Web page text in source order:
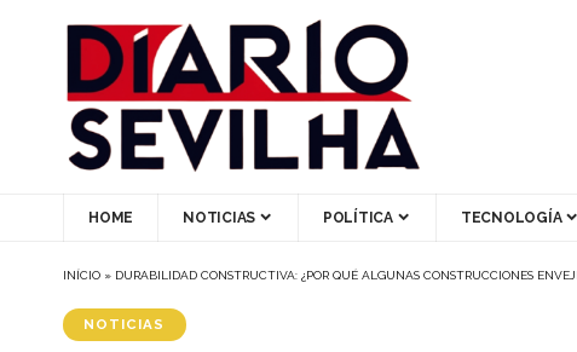
HOME NOTICIAS POLÍTICA TECNOLOGÍA
INÍCIO » DURABILIDAD CONSTRUCTIVA: ¿POR QUÉ ALGUNAS CONSTRUCCIONES
NOTICIAS